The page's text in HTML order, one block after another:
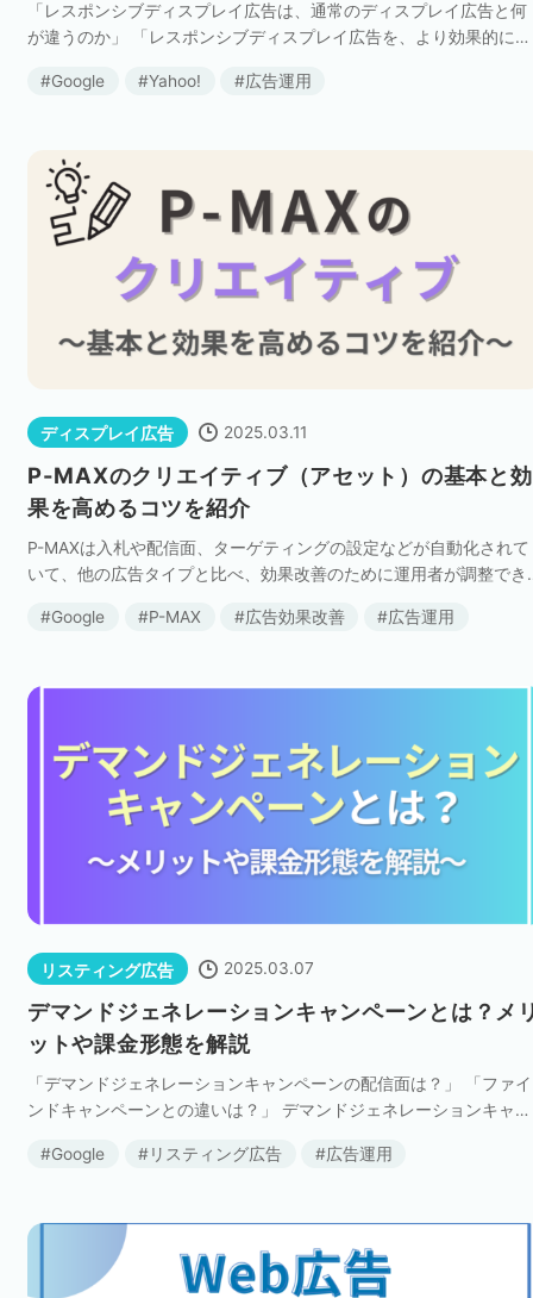
「レスポンシブディスプレイ広告は、通常のディスプレイ広告と何
が違うのか」 「レスポンシブディスプレイ広告を、より効果的に運
いのではないでしょうか。 本記事では […]
Google Yahoo! 広告運用
ディスプレイ広告 2025.03.11
P-MAXのクリエイティブ（アセット）の基本と効
果を高めるコツを紹介
P-MAXは入札や配信面、ターゲティングの設定などが自動化されて
いて、他の広告タイプと比べ、効果改善のために運用者が調整でき
できる要素の1つであり、手始めにク […]
Google P-MAX 広告効果改善 広告運用
リスティング広告 2025.03.07
デマンドジェネレーションキャンペーンとは？メ
ットや課金形態を解説
「デマンドジェネレーションキャンペーンの配信面は？」 「ファイ
ンドキャンペーンとの違いは？」 デマンドジェネレーションキャン
iscoverな […]
Google リスティング広告 広告運用